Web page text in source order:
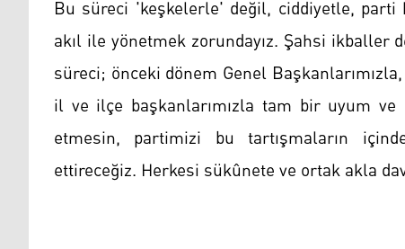
Bu süreci 'keşkelerle' değil, ciddiyetle, parti
akıl ile yönetmek zorundayız. Şahsi ikballer
süreci; önceki dönem Genel
il ve ilçe başkanlarımızla tam bir uyum
etmesin, partimizi bu tartışmaların
ettireceğiz. Herkesi sükûnete ve ortak akla